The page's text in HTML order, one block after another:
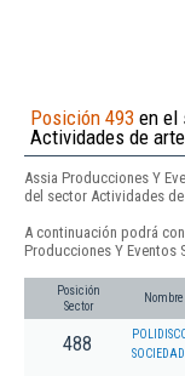
Posición 493 en el
Actividades de
Assia Producciones Y
del sector Actividades de
A continuación podrá
Producciones Y Eventos
Posición
Sector
488